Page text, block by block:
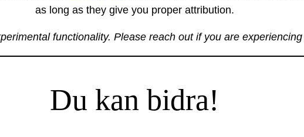
as long as they give you proper attribution.
functionality. Please reach out if you are
Du kan bidra!